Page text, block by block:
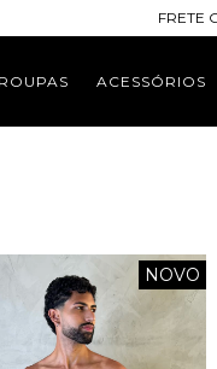
FRETE
ROUPAS ACESSÓRIOS
NOVO